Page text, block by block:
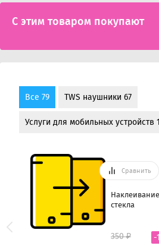
С этим товаром покупают
Все 79 TWS наушники 67
Услуги для мобильных устройств
Сравнить
стекла
350 ₽ -